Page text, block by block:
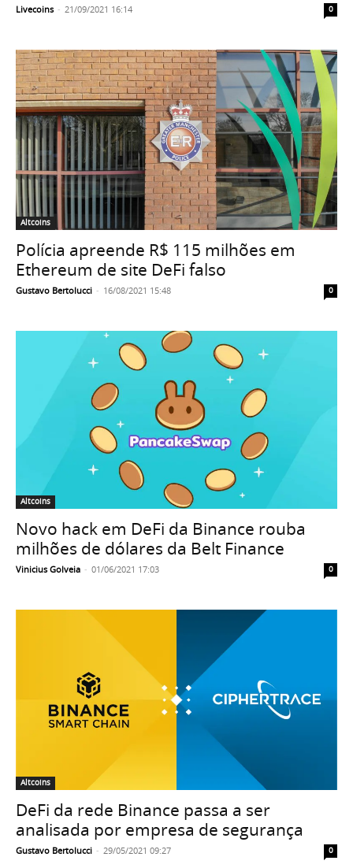
Livecoins - 21/09/2021 16:14 0
Altcoins
Polícia apreende R$ 115 milhões em
Ethereum de site DeFi falso
Gustavo Bertolucci - 16/08/2021 15:48 0
Altcoins
Novo hack em DeFi da Binance rouba
milhões de dólares da Belt Finance
Vinicius Golveia - 01/06/2021 17:03 0
Altcoins
DeFi da rede Binance passa a ser
analisada por empresa de segurança
Gustavo Bertolucci - 29/05/2021 09:27 0